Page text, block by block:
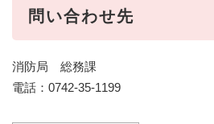
問い合わせ先
消防局 総務課
電話：0742-35-1199